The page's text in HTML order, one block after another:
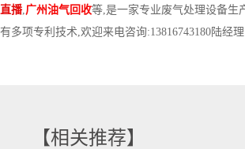
直播, 广州油气回收等,是一家专业废气处理设备生
有多项专利技术,欢迎来电咨询:13816743180陆经理
【相关推荐】